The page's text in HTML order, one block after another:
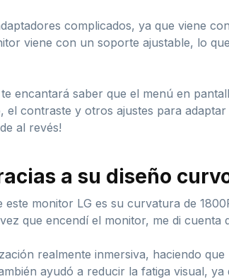
complicados, ya que viene
viene con un soporte ajustable, lo
encantará saber que el menú en
contraste y otros ajustes para
al revés!
a su diseño
este monitor LG es su curvatura de
que encendí el monitor, me di cuenta
realmente inmersiva, haciendo
ayudó a reducir la fatiga visual,